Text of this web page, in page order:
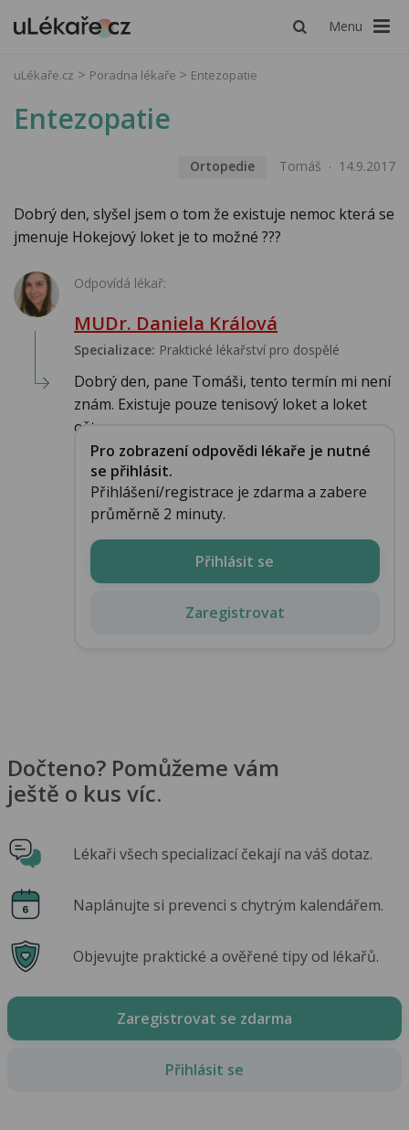
Menu
uLékaře.cz Poradna lékaře Entezopatie
Entezopatie
Ortopedie Tomáš 14.9.2017
Dobrý den, slyšel jsem o tom že existuje nemoc která se
jmenuje Hokejový loket je to možné ???
Odpovídá lékař:
MUDr. Daniela Králová
Specializace: Praktické lékařství pro dospělé
Dobrý den, pane Tomáši, tento termín mi není
znám. Existuje pouze tenisový loket a loket
ošt...
Pro zobrazení odpovědi lékaře je nutné
se přihlásit.
Přihlášení/registrace je zdarma a zabere
průměrně 2 minuty.
Přihlásit se
Zaregistrovat
Dočteno? Pomůžeme vám
ještě o kus víc.
Lékaři všech specializací čekají na váš dotaz.
Naplánujte si prevenci s chytrým kalendářem.
Objevujte praktické a ověřené tipy od lékařů.
Zaregistrovat se zdarma
Přihlásit se